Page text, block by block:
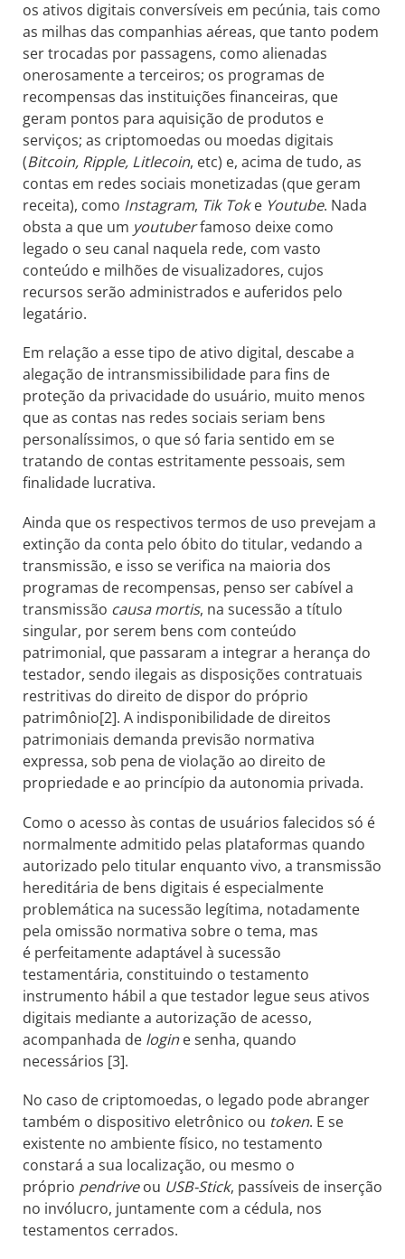
os ativos digitais conversíveis em pecúnia, tais como
as milhas das companhias aéreas, que tanto podem
ser trocadas por passagens, como alienadas
onerosamente a terceiros; os programas de
recompensas das instituições financeiras, que
geram pontos para aquisição de produtos e
serviços; as criptomoedas ou moedas digitais
(Bitcoin, Ripple, Litlecoin, etc) e, acima de tudo, as
contas em redes sociais monetizadas (que geram
receita), como Instagram, Tik Toke Youtube. Nada
obsta a que um youtuberfamoso deixe como
legado o seu canal naquela rede, com vasto
conteúdo e milhões de visualizadores, cujos
recursos serão administrados e auferidos pelo
legatário.
Em relação a esse tipo de ativo digital, descabe a
alegação de intransmissibilidade para fins de
proteção da privacidade do usuário, muito menos
que as contas nas redes sociais seriam bens
personalíssimos, o que só faria sentido em se
tratando de contas estritamente pessoais, sem
finalidade lucrativa.
Ainda que os respectivos termos de uso prevejam a
extinção da conta pelo óbito do titular, vedando a
transmissão, e isso se verifica na maioria dos
programas de recompensas, penso ser cabível a
transmissão causa mortis, na sucessão a título
singular, por serem bens com conteúdo
patrimonial, que passaram a integrar a herança do
testador, sendo ilegais as disposições contratuais
restritivas do direito de dispor do próprio
patrimônio[2]. A indisponibilidade de direitos
patrimoniais demanda previsão normativa
expressa, sob pena de violação ao direito de
propriedade e ao princípio da autonomia privada.
Como o acesso às contas de usuários falecidos só é
normalmente admitido pelas plataformas quando
autorizado pelo titular enquanto vivo, a transmissão
hereditária de bens digitais é especialmente
problemática na sucessão legítima, notadamente
pela omissão normativa sobre o tema, mas
é perfeitamente adaptável à sucessão
testamentária, constituindo o testamento
instrumento hábil a que testador legue seus ativos
digitais mediante a autorização de acesso,
acompanhada de logine senha, quando
necessários [3].
No caso de criptomoedas, o legado pode abranger
também o dispositivo eletrônico ou token. E se
existente no ambiente físico, no testamento
constará a sua localização, ou mesmo o
próprio pendriveou USB-Stick, passíveis de inserção
no invólucro, juntamente com a cédula, nos
testamentos cerrados.